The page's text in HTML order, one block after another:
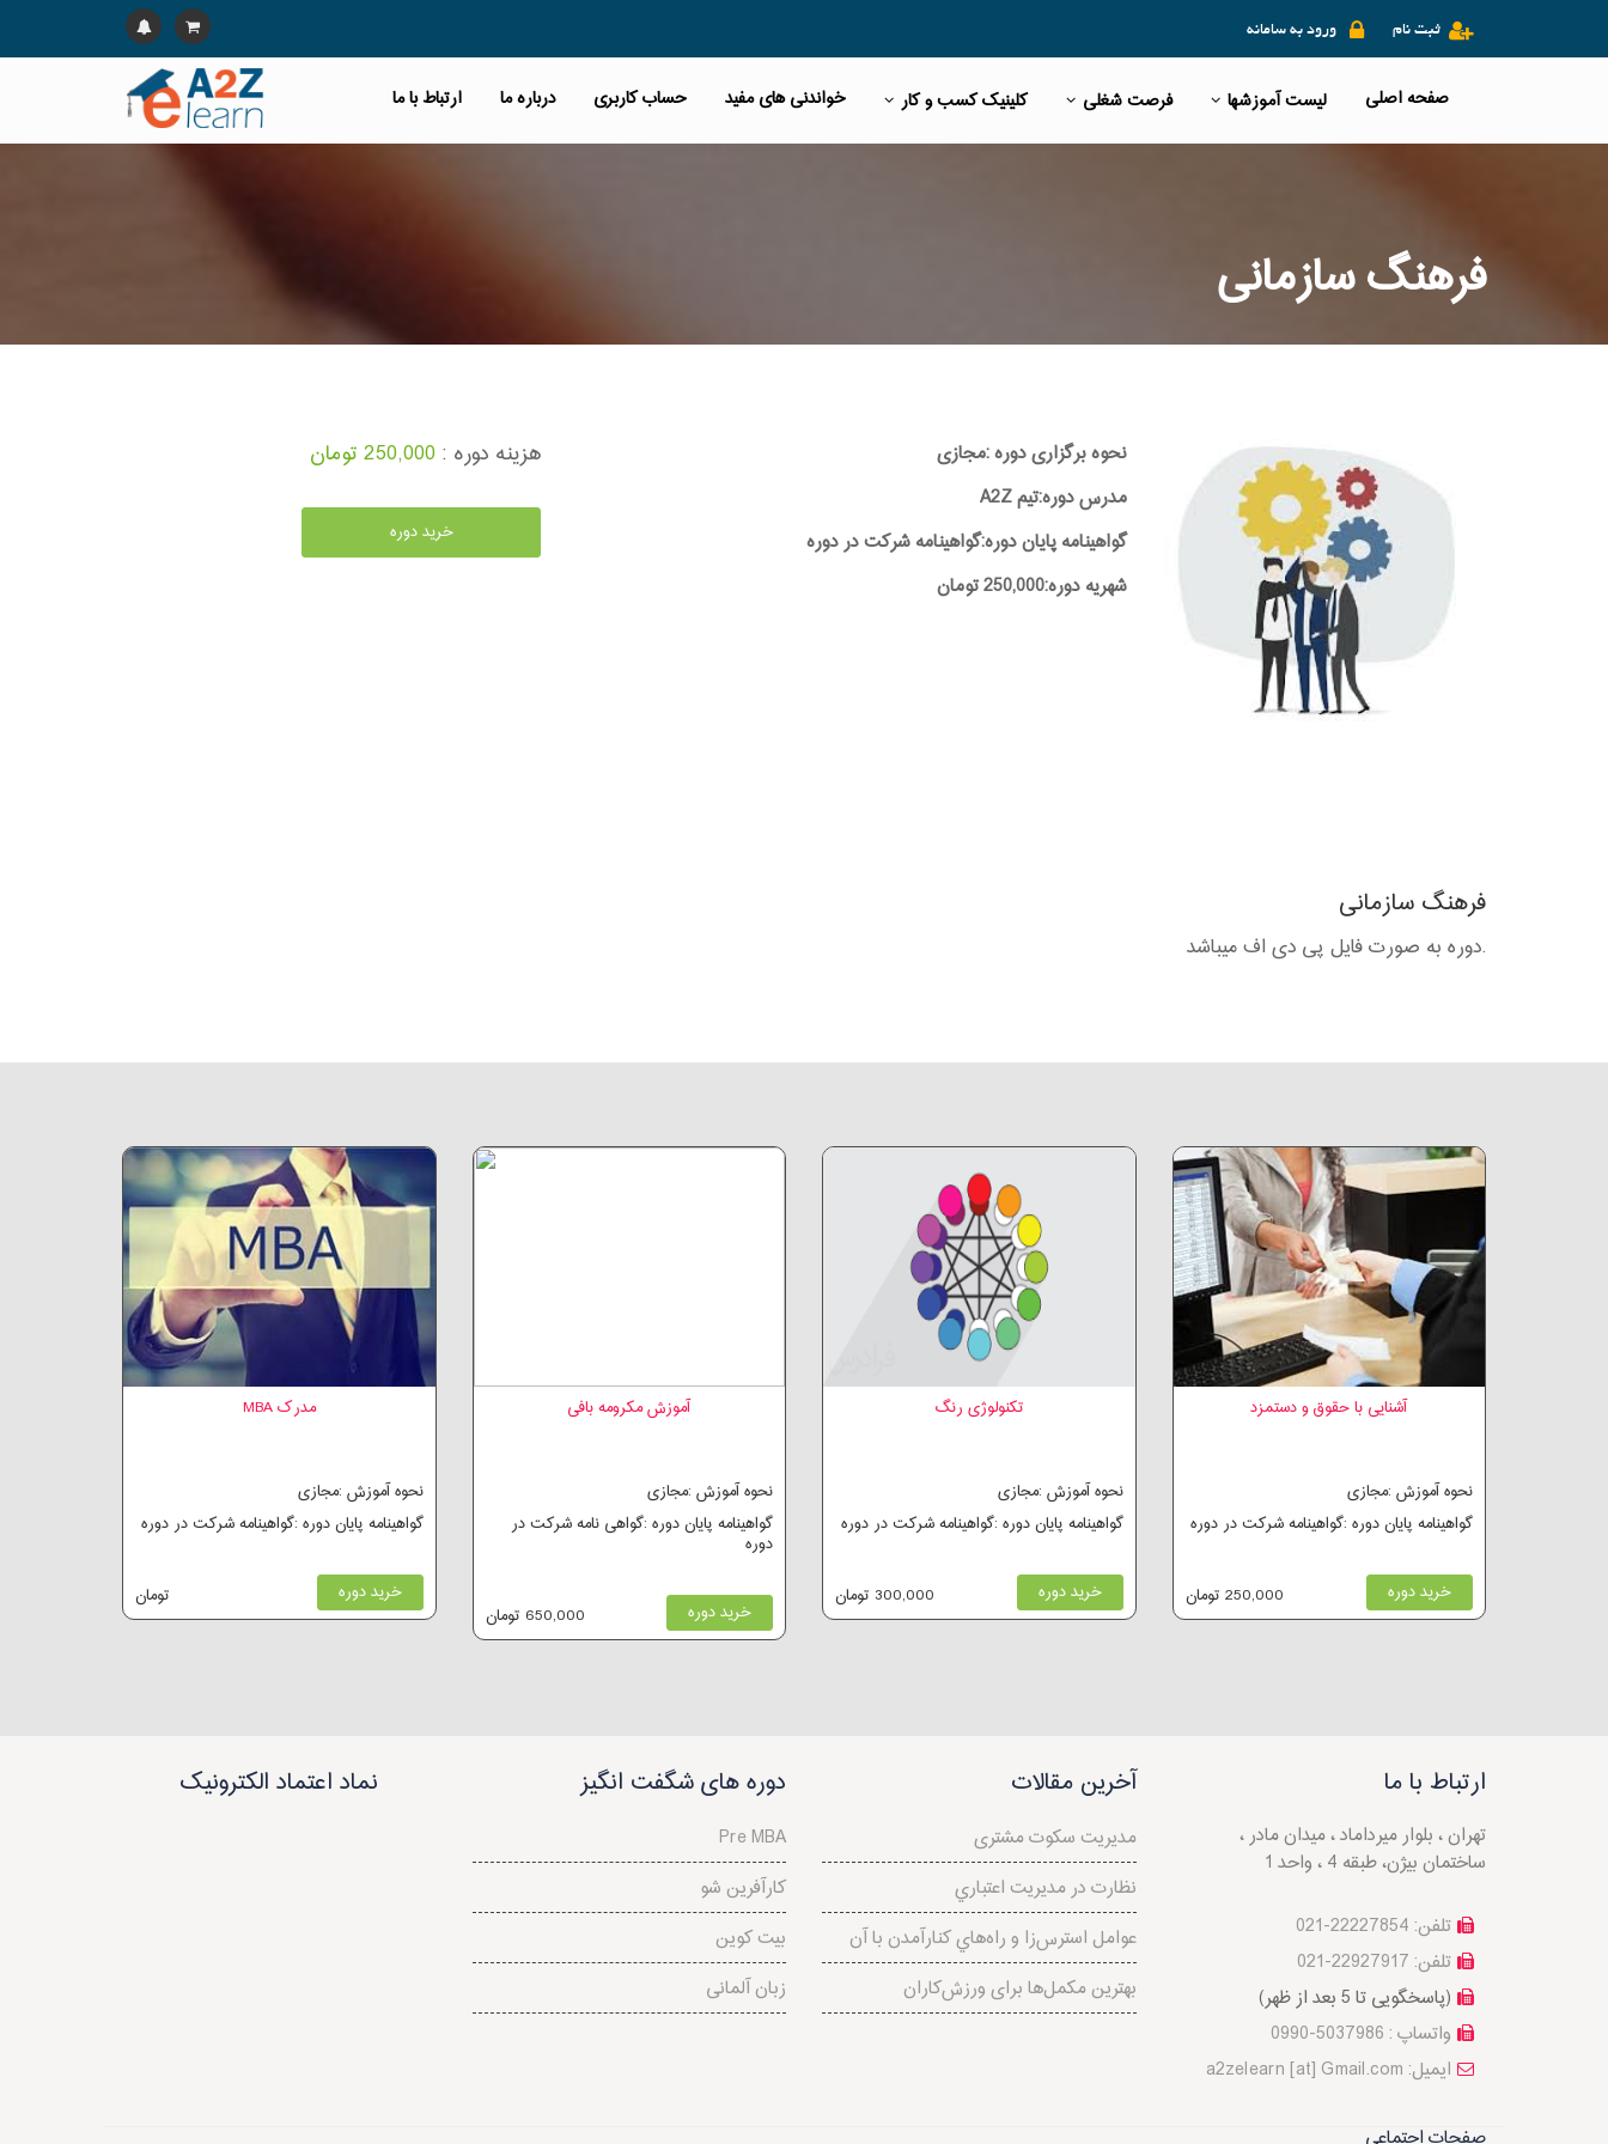
ورود به سامانه ثبت نام
صفحه اصلی لیست آموزشها فرصت شغلی کلینیک کسب و کار خواندنی های مفید حساب کاربری درباره ما ارتباط با ما
فرهنگ سازمانی
نحوه برگزاری دوره :مجازی
مدرس دوره:تیم A2Z
گواهینامه پایان دوره:گواهینامه شرکت در دوره
شهریه دوره:250,000 تومان
هزینه دوره : 250,000 تومان
خرید دوره
فرهنگ سازمانی
.دوره به صورت فایل پی دی اف میباشد
مدرک MBA
نحوه آموزش :مجازی
گواهینامه پایان دوره :گواهینامه شرکت در دوره
خرید دوره تومان
آموزش مکرومه بافی
نحوه آموزش :مجازی
گواهینامه پایان دوره :گواهی نامه شرکت در
دوره
خرید دوره 650,000 تومان
تکنولوژی رنگ
نحوه آموزش :مجازی
گواهینامه پایان دوره :گواهینامه شرکت در دوره
خرید دوره 300,000 تومان
آشنایی با حقوق و دستمزد
نحوه آموزش :مجازی
گواهینامه پایان دوره :گواهینامه شرکت در دوره
خرید دوره 250,000 تومان
ارتباط با ما
تهران ، بلوار میرداماد ، میدان مادر ،
ساختمان بیژن، طبقه 4 ، واحد 1
تلفن: 22227854-021
تلفن: 22927917-021
(پاسخگویی تا 5 بعد از ظهر)
واتساپ : 5037986-0990
a2zelearn [at] Gmail.com :ایمیل
آخرین مقالات
مدیریت سکوت مشتری
نظارت در مديريت اعتباري
عوامل استرس‌‌زا و راه‌هاي کنارآمدن با آن
بهترین مکمل‌ها برای ورزش‌کاران
دوره های شگفت انگیز
Pre MBA
کارآفرین شو
بیت کوین
زبان آلمانی
نماد اعتماد الکترونیک